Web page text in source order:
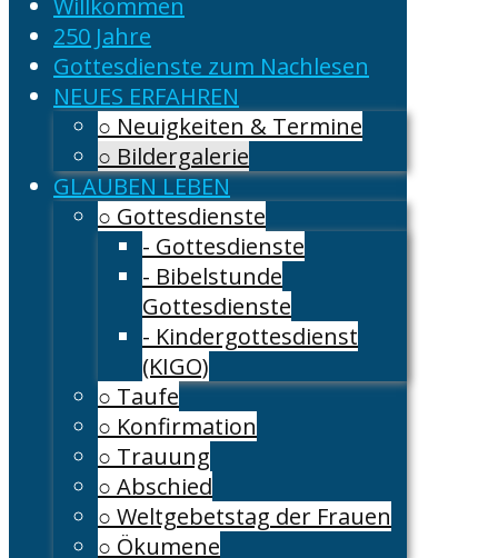
Willkommen
250 Jahre
Gottesdienste zum Nachlesen
NEUES ERFAHREN
○ Neuigkeiten & Termine
○ Bildergalerie
GLAUBEN LEBEN
○ Gottesdienste
- Gottesdienste
- Bibelstunde
Gottesdienste
- Kindergottesdienst
(KIGO)
○ Taufe
○ Konfirmation
○ Trauung
○ Abschied
○ Weltgebetstag der Frauen
○ Ökumene